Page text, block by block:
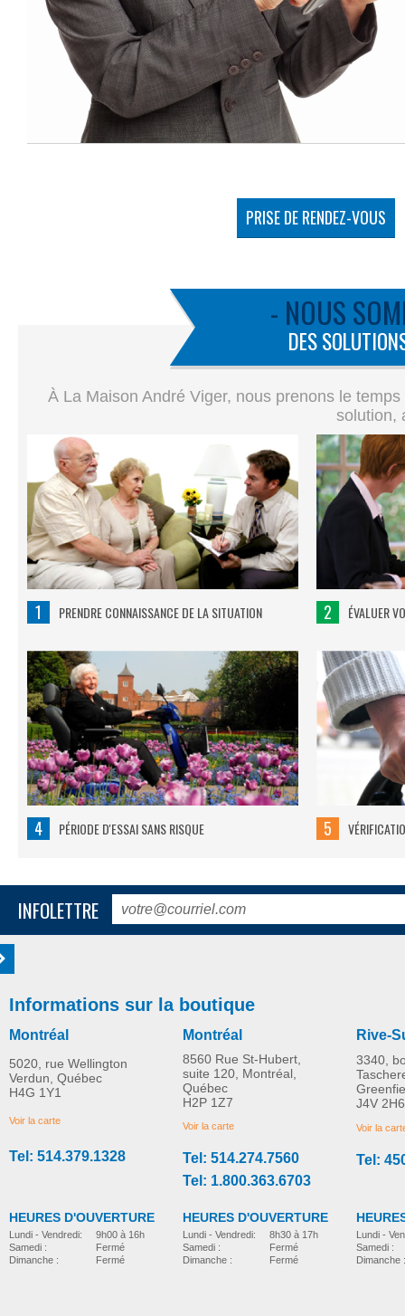
PRISE DE RENDEZ-VOUS
- NOUS
DES
À La Maison André Viger, nous prenons le
solution,
1 PRENDRE CONNAISSANCE DE LA SITUATION 2 ÉVALUER
4 PÉRIODE D'ESSAI SANS RISQUE 5
INFOLETTRE
Informations sur la boutique
Montréal
5020, rue Wellington
Verdun, Québec
H4G 1Y1
Voir la carte
Tel: 514.379.1328
HEURES D'OUVERTURE
Lundi - Vendredi:
Samedi :
Dimanche :
9h00 à 16h
Fermé
Fermé
Montréal
8560 Rue St-Hubert,
suite 120, Montréal,
Québec
H2P 1Z7
Voir la carte
Tel: 514.274.7560
Tel: 1.800.363.6703
HEURES D'OUVERTURE
Lundi - Vendredi:
Samedi :
Dimanche :
8h30 à 17h
Fermé
Fermé
Rive-
3340,
J4V 2H6
Voir la
Tel:
Lundi -
Samedi :
Dimanche :